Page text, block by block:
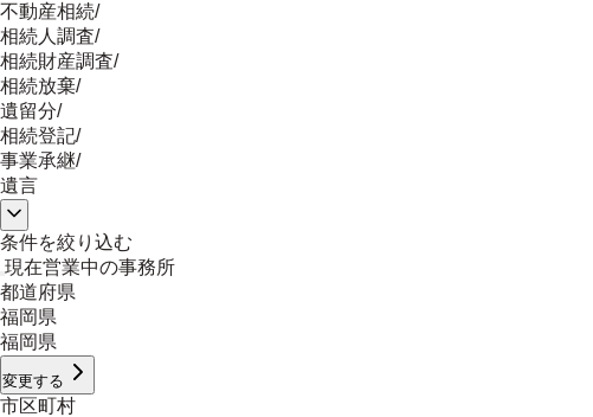
不動産相続/
相続人調査/
相続財産調査/
相続放棄/
遺留分/
相続登記/
事業承継/
遺言
条件を絞り込む
現在営業中の事務所
都道府県
福岡県
福岡県
変更する
市区町村